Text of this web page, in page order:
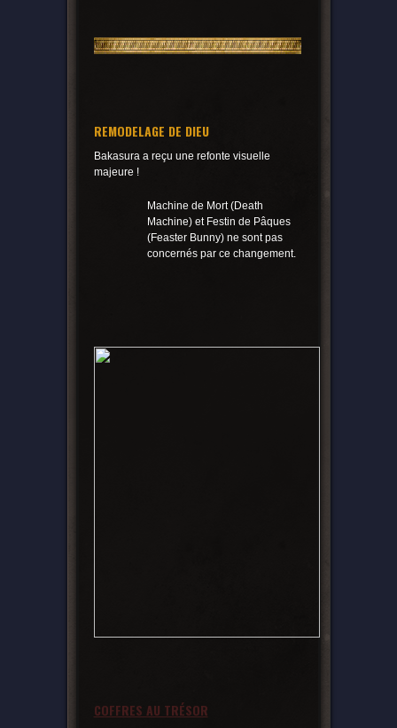
REMODELAGE DE DIEU
Bakasura a reçu une refonte visuelle
majeure !
Machine de Mort (Death
Machine) et Festin de Pâques
(Feaster Bunny) ne sont pas
concernés par ce changement.
COFFRES AU TRÉSOR